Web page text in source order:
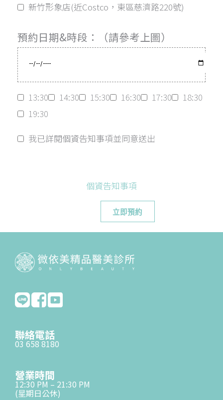
新竹形象店(近Costco，東區慈濟路220號)
預約日期&時段：（請參考上圖）
13:30 14:30 15:30 16:30 17:30
18:30
19:30
我已詳閱個資告知事項並同意送出
個資告知事項
聯絡電話
03 658 8180
營業時間
12:30 PM – 21:30 PM
(星期日公休)